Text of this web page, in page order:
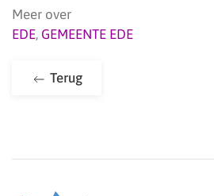
Meer over
EDE, GEMEENTE EDE
Terug